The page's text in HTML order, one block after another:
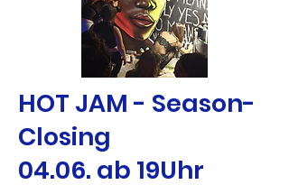
HOT JAM - Season-
Closing
04.06. ab 19Uhr